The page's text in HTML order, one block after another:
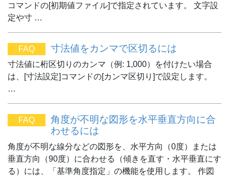
コマンドの[初期値ファイル]で指定されています。 文字設
定や寸 …
FAQ 寸法値をカンマで区切るには
寸法値に桁区切りのカンマ（例: 1,000）を付けたい場合
は、[寸法設定]コマンドの[カンマ区切り]で設定します。
…
FAQ
角度が不明な図形を水平垂直方向に合
わせるには
角度が不明な線分などの図形を、水平方向（0度）または
垂直方向（90度）に合わせる（傾きを直す・水平垂直にす
る）には、「基準角度指定」の機能を使用します。 作図